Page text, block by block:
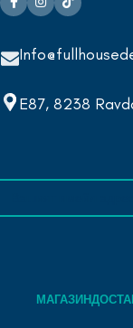
E87, 8238
МАГАЗИН